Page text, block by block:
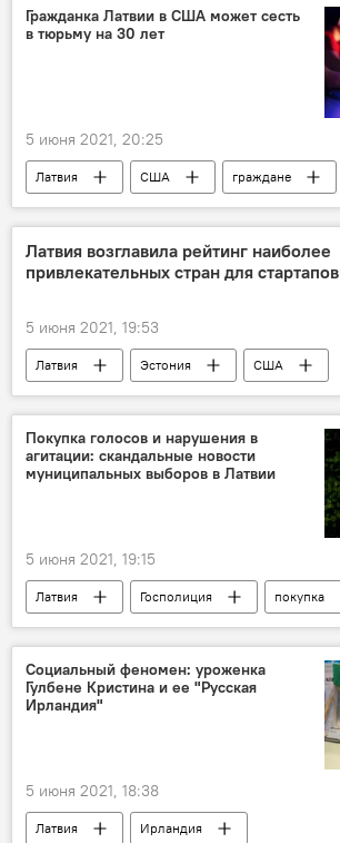
Россия
Гражданка Латвии в США может сесть
в тюрьму на 30 лет
5 июня 2021, 20:25
Латвия США граждане
Латвия возглавила рейтинг наиболее
привлекательных стран для стартапов
5 июня 2021, 19:53
Латвия Эстония
США
Литва
стартапы
Покупка голосов и нарушения в
агитации: скандальные новости
муниципальных выборов в Латвии
5 июня 2021, 19:15
Латвия Госполиция
покупка
избирательные участки
Муниципальные выборы 2021 года в Латвии
Социальный феномен: уроженка
Гулбене Кристина и ее "Русская
Ирландия"
5 июня 2021, 18:38
Латвия Ирландия